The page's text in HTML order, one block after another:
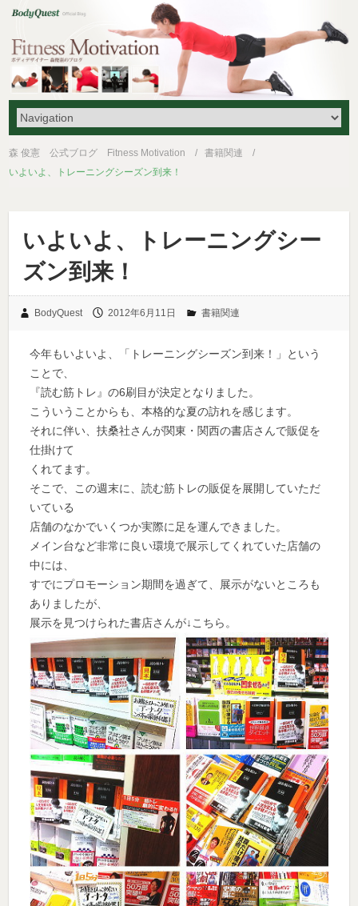
森 俊憲 公式ブログ Fitness Motivation
書籍関連
いよいよ、トレーニングシーズン到来！
いよいよ、トレーニングシー
ズン到来！
BodyQuest 2012年6月11日 書籍関連
今年もいよいよ、「トレーニングシーズン到来！」という
ことで、
『読む筋トレ』の6刷目が決定となりました。
こういうことからも、本格的な夏の訪れを感じます。
それに伴い、扶桑社さんが関東・関西の書店さんで販促を
仕掛けて
くれてます。
そこで、この週末に、読む筋トレの販促を展開していただ
いている
店舗のなかでいくつか実際に足を運んできました。
メイン台など非常に良い環境で展示してくれていた店舗の
中には、
すでにプロモーション期間を過ぎて、展示がないところも
ありましたが、
展示を見つけられた書店さんが↓こちら。